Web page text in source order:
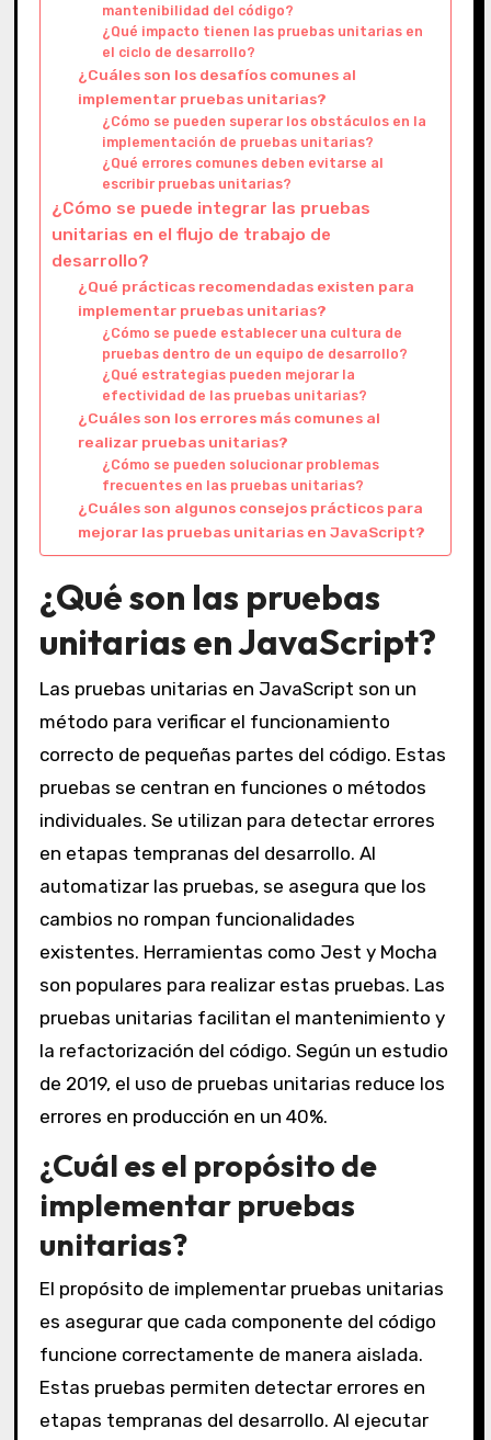
mantenibilidad del código?
¿Qué impacto tienen las pruebas unitarias en
el ciclo de desarrollo?
¿Cuáles son los desafíos comunes al
implementar pruebas unitarias?
¿Cómo se pueden superar los obstáculos en la
implementación de pruebas unitarias?
¿Qué errores comunes deben evitarse al
escribir pruebas unitarias?
¿Cómo se puede integrar las pruebas
unitarias en el flujo de trabajo de
desarrollo?
¿Qué prácticas recomendadas existen para
implementar pruebas unitarias?
¿Cómo se puede establecer una cultura de
pruebas dentro de un equipo de desarrollo?
¿Qué estrategias pueden mejorar la
efectividad de las pruebas unitarias?
¿Cuáles son los errores más comunes al
realizar pruebas unitarias?
¿Cómo se pueden solucionar problemas
frecuentes en las pruebas unitarias?
¿Cuáles son algunos consejos prácticos para
mejorar las pruebas unitarias en JavaScript?
¿Qué son las pruebas
unitarias en JavaScript?
Las pruebas unitarias en JavaScript son un
método para verificar el funcionamiento
correcto de pequeñas partes del código. Estas
pruebas se centran en funciones o métodos
individuales. Se utilizan para detectar errores
en etapas tempranas del desarrollo. Al
automatizar las pruebas, se asegura que los
cambios no rompan funcionalidades
existentes. Herramientas como Jest y Mocha
son populares para realizar estas pruebas. Las
pruebas unitarias facilitan el mantenimiento y
la refactorización del código. Según un estudio
de 2019, el uso de pruebas unitarias reduce los
errores en producción en un 40%.
¿Cuál es el propósito de
implementar pruebas
unitarias?
El propósito de implementar pruebas unitarias
es asegurar que cada componente del código
funcione correctamente de manera aislada.
Estas pruebas permiten detectar errores en
etapas tempranas del desarrollo. Al ejecutar